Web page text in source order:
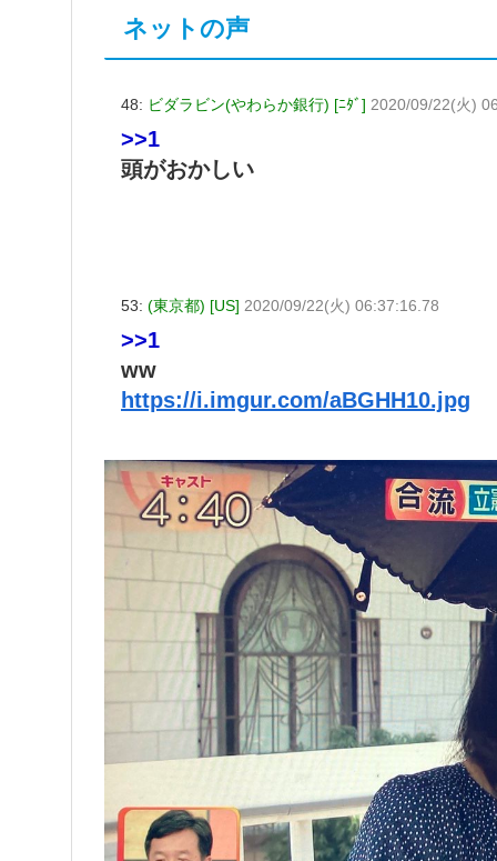
ネットの声
48: ビダラビン(やわらか銀行) [ﾆﾀﾞ] 2020/09/22(火)
>>1
頭がおかしい
53: (東京都) [US] 2020/09/22(火) 06:37:16.78
>>1
ww
https://i.imgur.com/aBGHH10.jpg